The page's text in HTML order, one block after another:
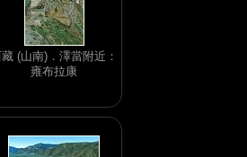
(山南)．澤當附近：
雍布拉康